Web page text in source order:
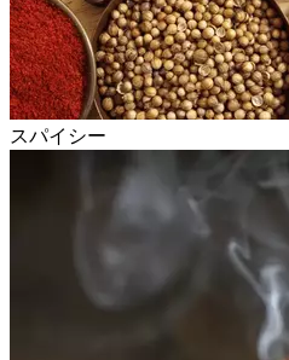
スパイシー